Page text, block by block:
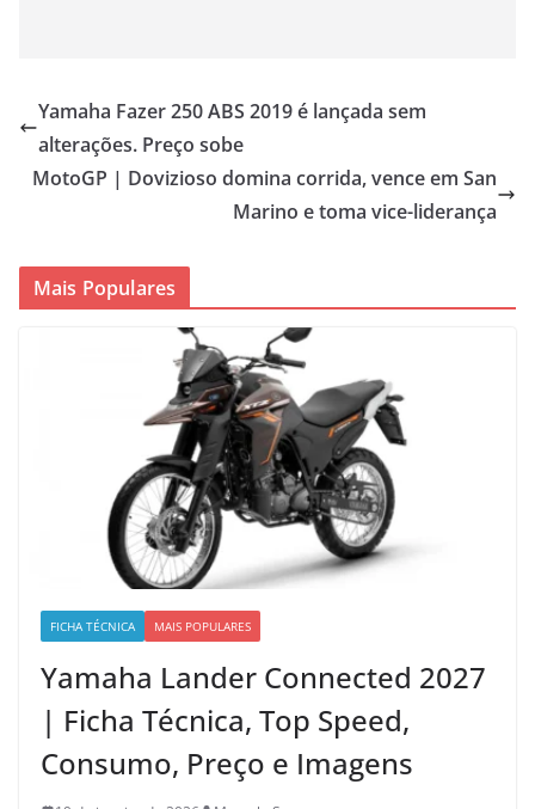
Yamaha Fazer 250 ABS 2019 é lançada sem
alterações. Preço sobe
MotoGP | Dovizioso domina corrida, vence em San
Marino e toma vice-liderança
Mais Populares
FICHA TÉCNICA MAIS POPULARES
Yamaha Lander Connected 2027
| Ficha Técnica, Top Speed,
Consumo, Preço e Imagens